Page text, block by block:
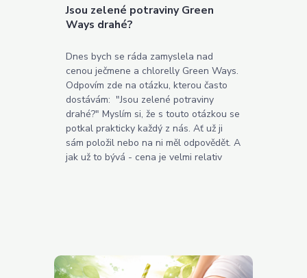
Jsou zelené potraviny Green
Ways drahé?
Dnes bych se ráda zamyslela nad
cenou ječmene a chlorelly Green Ways.
Odpovím zde na otázku, kterou často
dostávám: "Jsou zelené potraviny
drahé?" Myslím si, že s touto otázkou se
potkal prakticky každý z nás. Ať už ji
sám položil nebo na ni měl odpovědět. A
jak už to bývá - cena je velmi relativ